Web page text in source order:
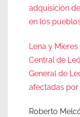
adquisición
en los
Lena y
Central de
General de
afectadas por
Roberto